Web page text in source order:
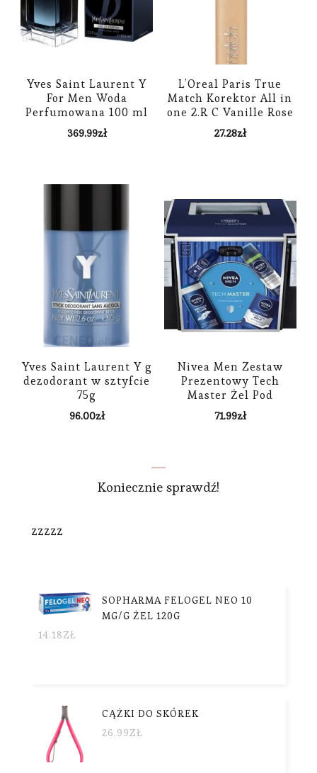
Yves Saint Laurent Y
For Men Woda
Perfumowana 100 ml
TESTER
369.99zł
L’Oreal Paris True
Match Korektor All in
one 2.R C Vanille Rose
6,8 ml
27.28zł
Yves Saint Laurent Y g
dezodorant w sztyfcie
75g
96.00zł
Nivea Men Zestaw
Prezentowy Tech
Master Żel Pod
Prysznic
250Ml+Pianka Do
71.99zł
Koniecznie sprawdź!
zzzzz
SOPHARMA FELOGEL NEO 10
MG/G ŻEL 120G
14.18ZŁ
CĄŻKI DO SKÓREK
26.99ZŁ